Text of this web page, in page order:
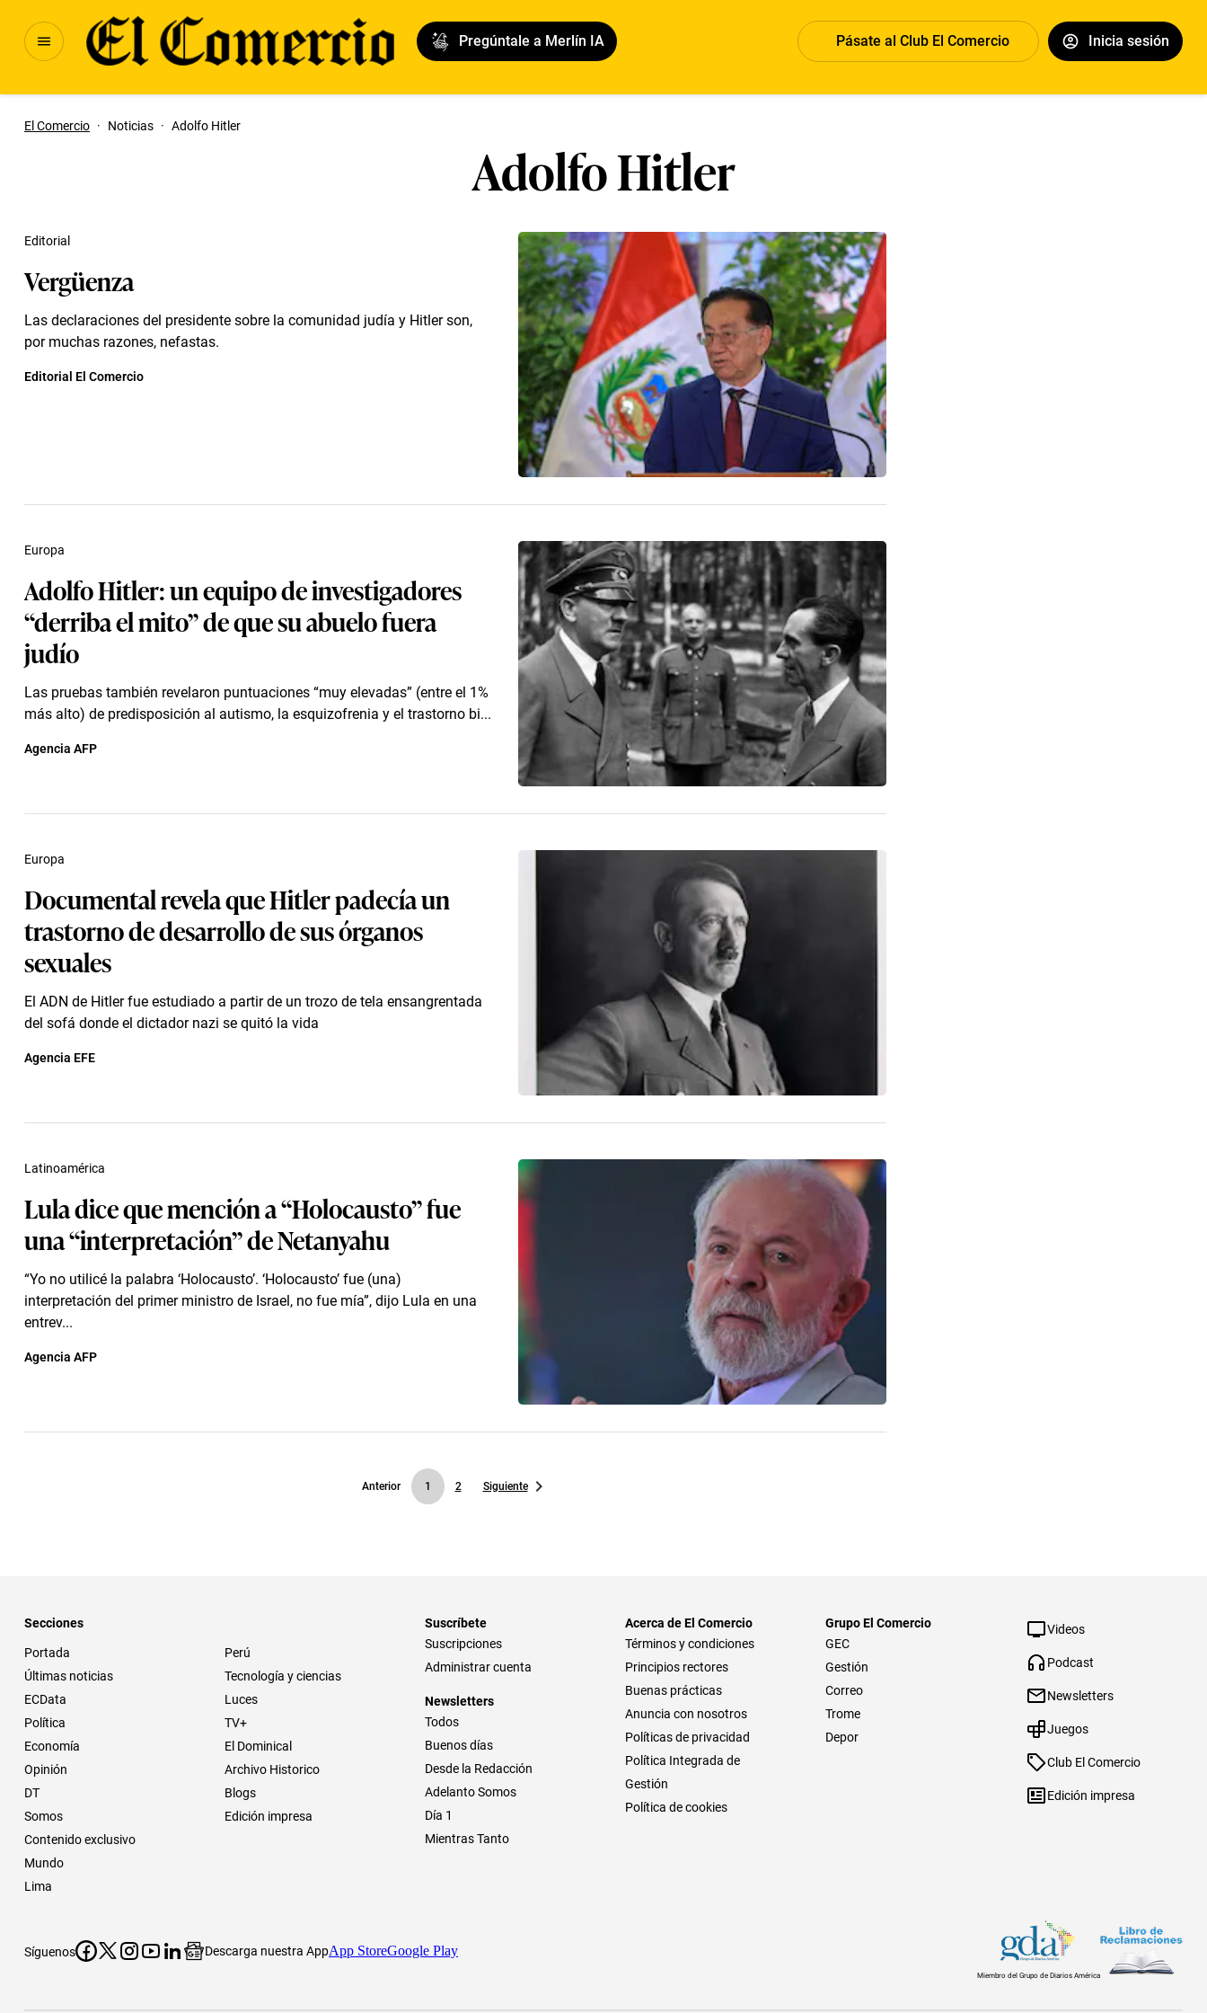
Pregúntale a Merlín IA Pásate al Club El Comercio Inicia sesión
El Comercio · Noticias · Adolfo Hitler
Adolfo Hitler
Vergüenza
Las declaraciones del presidente sobre la comunidad judía y Hitler son,
por muchas razones, nefastas.
Editorial
Editorial El Comercio
Adolfo Hitler: un equipo de investigadores
“derriba el mito” de que su abuelo fuera
judío
Las pruebas también revelaron puntuaciones “muy elevadas” (entre el 1%
más alto) de predisposición al autismo, la esquizofrenia y el trastorno bi...
Europa
Agencia AFP
Documental revela que Hitler padecía un
trastorno de desarrollo de sus órganos
sexuales
El ADN de Hitler fue estudiado a partir de un trozo de tela ensangrentada
del sofá donde el dictador nazi se quitó la vida
Europa
Agencia EFE
Lula dice que mención a “Holocausto” fue
una “interpretación” de Netanyahu
“Yo no utilicé la palabra ‘Holocausto’. ‘Holocausto’ fue (una)
interpretación del primer ministro de Israel, no fue mía”, dijo Lula en una
entrev...
Latinoamérica
Agencia AFP
Anterior 1 2 Siguiente
Secciones
Portada
Últimas noticias
ECData
Política
Economía
Opinión
DT
Somos
Contenido exclusivo
Mundo
Lima
Perú
Tecnología y ciencias
Luces
TV+
El Dominical
Archivo Historico
Blogs
Edición impresa
Suscríbete
Suscripciones
Administrar cuenta
Newsletters
Todos
Buenos días
Desde la Redacción
Adelanto Somos
Día 1
Mientras Tanto
Acerca de El Comercio
Términos y condiciones
Principios rectores
Buenas prácticas
Anuncia con nosotros
Políticas de privacidad
Política Integrada de
Gestión
Política de cookies
Grupo El Comercio
GEC
Gestión
Correo
Trome
Depor
Videos
Podcast
Newsletters
Juegos
Club El Comercio
Edición impresa
Síguenos Descarga nuestra AppApp StoreGoogle Play
Miembro del Grupo de Diarios América